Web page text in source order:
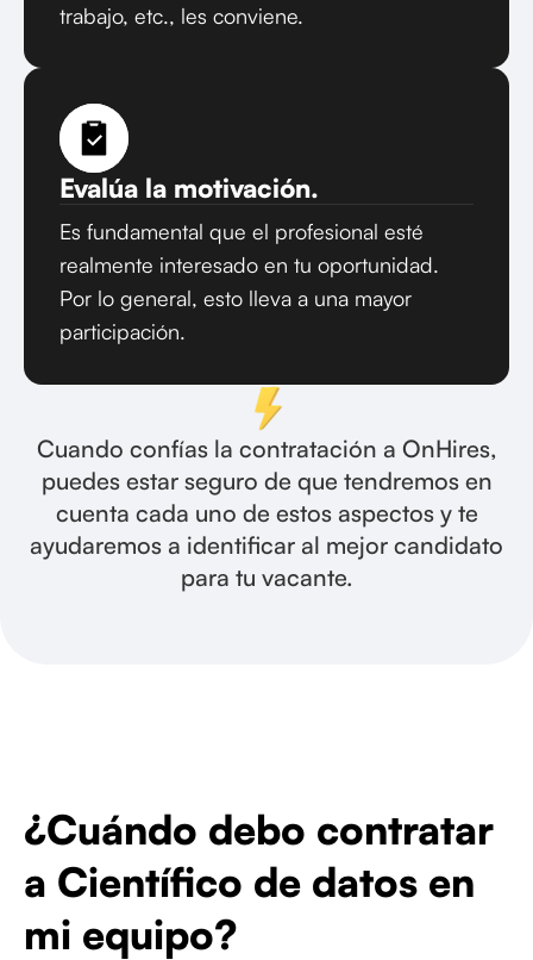
trabajo, etc., les conviene.
Evalúa la motivación.
Es fundamental que el profesional esté
realmente interesado en tu oportunidad.
Por lo general, esto lleva a una mayor
participación.
Cuando confías la contratación a OnHires,
puedes estar seguro de que tendremos en
cuenta cada uno de estos aspectos y te
ayudaremos a identificar al mejor candidato
para tu vacante.
¿Cuándo debo contratar
a Científico de datos en
mi equipo?